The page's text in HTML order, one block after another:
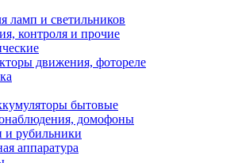
ламп и светильников
контроля и прочие
движения, фотореле
бытовые
домофоны
и рубильники
аппаратура